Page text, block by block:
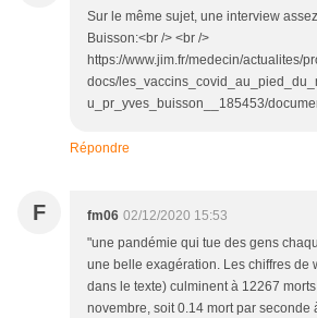
Sur le même sujet, une interview
Buisson:<br /> <br />
https://www.jim.fr/medecin/actualites/
docs/
u_pr_yves_buisson__185453/
Répondre
F fm06 02/12/2020 15:53
"une pandémie qui tue des gens
une belle exagération. Les chiffres de
dans le texte) culminent à 12267
novembre, soit 0.14 mort par seconde